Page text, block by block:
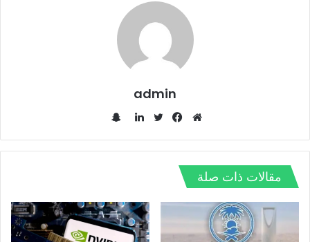
admin
و
ق
ا
و
ي
و
ك
و
ي
د
إ
ن
ا
ش
ا
ت
مقالات ذات صلة